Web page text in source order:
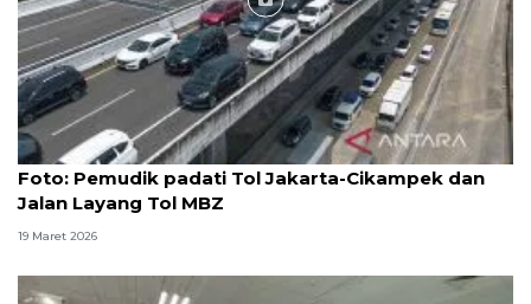
Foto
Foto: Pemudik padati Tol Jakarta-Cikampek dan
Jalan Layang Tol MBZ
19 Maret 2026